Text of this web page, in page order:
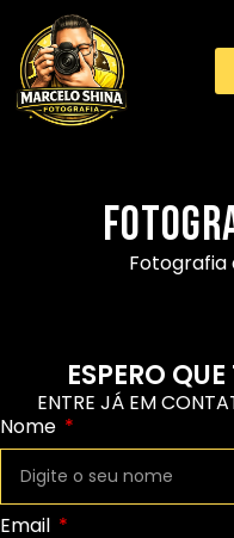
Fotografia
ESPERO
ENTRE JÁ EM
Nome
Email